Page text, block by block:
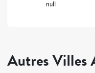
null
Autres Villes